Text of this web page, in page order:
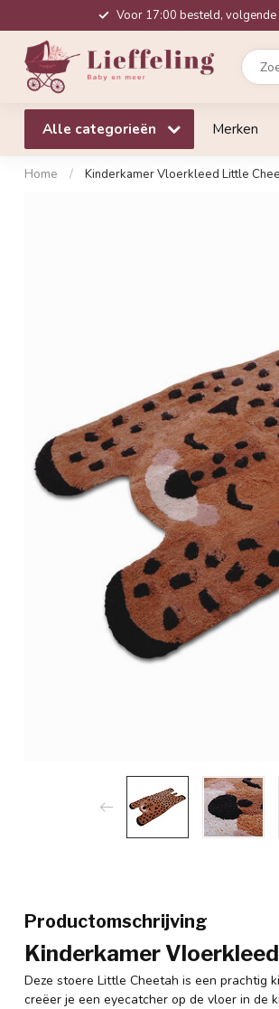
Voor 17:00 besteld, volgende
Alle categorieën Merken
Home / Kinderkamer Vloerkleed Little
Productomschrijving
Kinderkamer
Deze stoere Little Cheetah is een prachtig
creëer je een eyecatcher op de vloer in de